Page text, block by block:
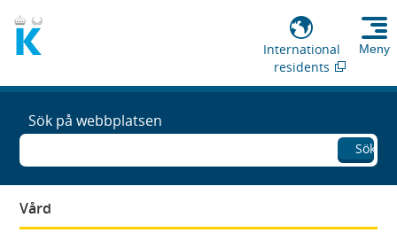
International
residents
Meny
Sök på webbplatsen
Sök
Vård